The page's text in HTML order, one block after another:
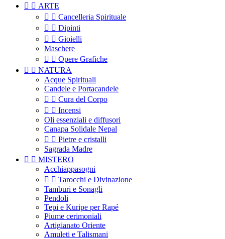
  ARTE
  Cancelleria Spirituale
  Dipinti
  Gioielli
Maschere
  Opere Grafiche
  NATURA
Acque Spirituali
Candele e Portacandele
  Cura del Corpo
  Incensi
Oli essenziali e diffusori
Canapa Solidale Nepal
  Pietre e cristalli
Sagrada Madre
  MISTERO
Acchiappasogni
  Tarocchi e Divinazione
Tamburi e Sonagli
Pendoli
Tepi e Kuripe per Rapé
Piume cerimoniali
Artigianato Oriente
Amuleti e Talismani